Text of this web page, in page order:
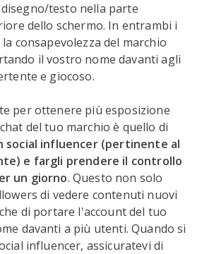
testo nella parte
dello schermo. In entrambi i
consapevolezza del marchio
il vostro nome davanti agli
e giocoso.
per ottenere più esposizione
del tuo marchio è quello di
social influencer (pertinente al
e fargli prendere il controllo
un giorno. Questo non solo
di vedere contenuti nuovi
di portare l'account del tuo
davanti a più utenti. Quando si
influencer, assicuratevi di